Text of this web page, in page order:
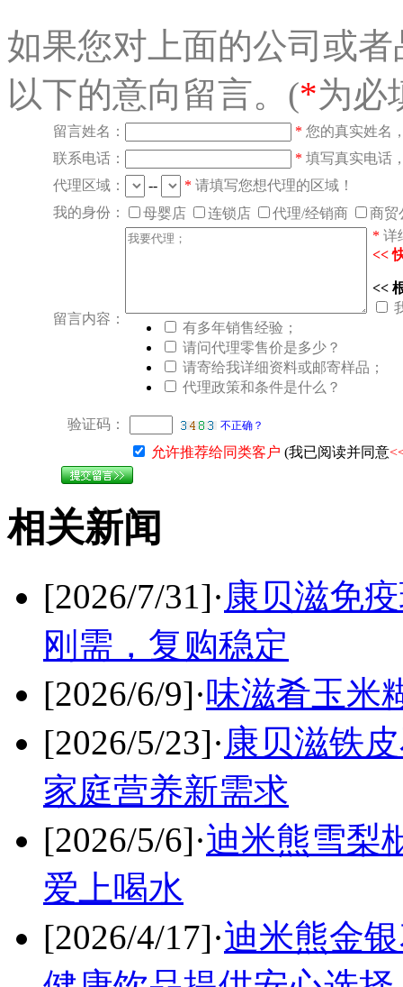
如果您对上面的公司或
以下的意向留言。(*为必
留言姓名： * 您的真实姓名
联系电话：
* 填写真实电话
代理区域：
-- * 请填写您想代理的区域！
我的身份：
母婴店 连锁店 代理/经销商 商贸
留言内容：
* 详
<<
<<
有多年销售经验；
请问代理零售价是多少？
请寄给我详细资料或邮寄样品；
代理政策和条件是什么？
验证码： 不正确？
允许推荐给同类客户 (我已阅读并同意
相关新闻
[2026/7/31]·康贝滋免
刚需，复购稳定
[2026/6/9]·味滋肴玉米
[2026/5/23]·康贝滋铁
家庭营养新需求
[2026/5/6]·迪米熊雪梨
爱上喝水
[2026/4/17]·迪米熊金